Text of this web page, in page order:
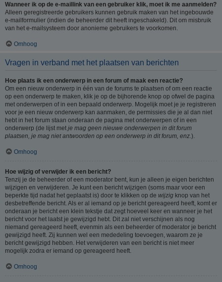
Wanneer ik op de e-maillink van een gebruiker klik, moet ik me aanmelden?
Alleen geregistreerde gebruikers kunnen gebruik maken van het ingebouwde
e-mailformulier (indien de beheerder dit heeft ingeschakeld). Dit om misbruik
van het e-mailsysteem door anonieme gebruikers te voorkomen.
Omhoog
Vragen in verband met het plaatsen van berichten
Hoe plaats ik een onderwerp in een forum of maak een reactie?
Om een nieuw onderwerp in één van de forums te plaatsen of om een reactie
op een onderwerp te maken, klik je op de bijhorende knop op ofwel de pagina
met onderwerpen of in een bepaald onderwerp. Mogelijk moet je je registreren
voor je een nieuw onderwerp kan aanmaken, de permissies die je al dan niet
hebt in het forum staan onderaan de pagina met onderwerpen of in een
onderwerp (de lijst met je mag geen nieuwe onderwerpen in dit forum
plaatsen, je mag niet antwoorden op een onderwerp in dit forum, enz. ).
Omhoog
Hoe wijzig of verwijder ik een bericht?
Tenzij je de beheerder of een moderator bent, kun je alleen je eigen berichten
wijzigen en verwijderen. Je kunt een bericht wijzigen (soms maar voor een
beperkte tijd nadat het geplaatst is) door te klikken op de wijzig knop van het
desbetreffende bericht. Als er al iemand op je bericht gereageerd heeft, komt er
onderaan je bericht een klein tekstje dat zegt hoeveel keer en wanneer je het
bericht voor het laatst je gewijzigd hebt. Dit zal niet verschijnen als nog
niemand gereageerd heeft, evenmin als een beheerder of moderator je bericht
gewijzigd heeft. Zij kunnen wel een mededeling toevoegen, waarom ze je
bericht gewijzigd hebben. Het verwijderen van een bericht is niet meer
mogelijk zodra er iemand op gereageerd heeft.
Omhoog